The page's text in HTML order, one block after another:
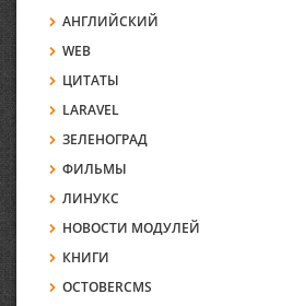
АНГЛИЙСКИЙ
WEB
ЦИТАТЫ
LARAVEL
ЗЕЛЕНОГРАД
ФИЛЬМЫ
ЛИНУКС
НОВОСТИ МОДУЛЕЙ
КНИГИ
OCTOBERCMS